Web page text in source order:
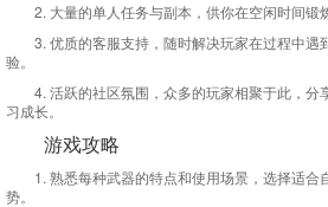
2. 大量的单人任务与副本，供你在空闲时间锻炼
3. 优质的客服支持，随时解决玩家在过程中遇
验。
4. 活跃的社区氛围，众多的玩家相聚于此，分
习成长。
游戏攻略
1. 熟悉每种武器的特点和使用场景，选择适合
势。